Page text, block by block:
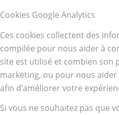
Cookies Google Analytics
Ces cookies collectent des
compilée pour nous aider à
site est utilisé et combien son
marketing, ou pour nous
afin d’améliorer votre
Si vous ne souhaitez pas que